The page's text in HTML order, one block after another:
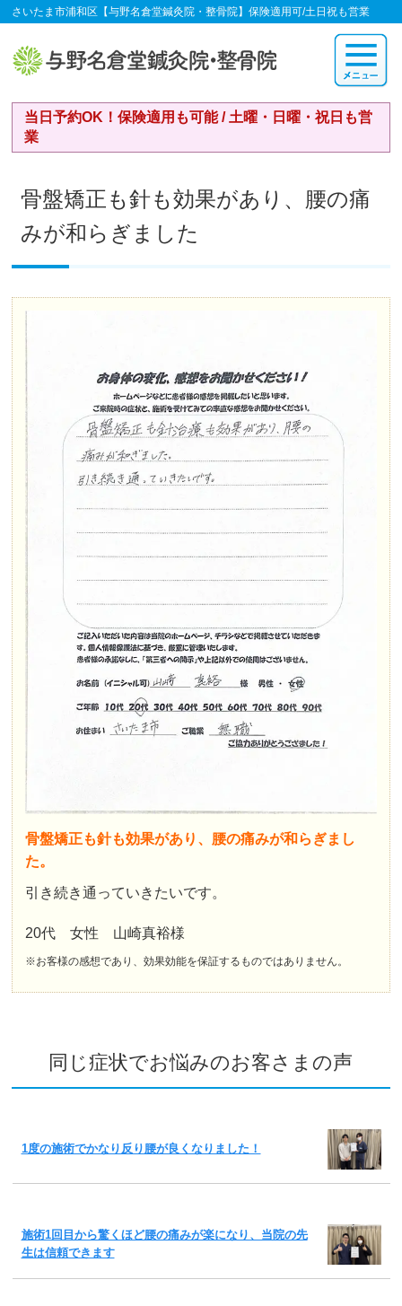
さいたま市浦和区【与野名倉堂鍼灸院・整骨院】保険適用可/土日祝も営業
当日予約OK！保険適用も可能 / 土曜・日曜・祝日も営
業
骨盤矯正も針も効果があり、腰の痛
みが和らぎました
骨盤矯正も針も効果があり、腰の痛みが和らぎまし
た。
引き続き通っていきたいです。
20代 女性 山崎真裕様
※お客様の感想であり、効果効能を保証するものではありません。
同じ症状でお悩みのお客さまの声
1度の施術でかなり反り腰が良くなりました！
施術1回目から驚くほど腰の痛みが楽になり、当院の先
生は信頼できます